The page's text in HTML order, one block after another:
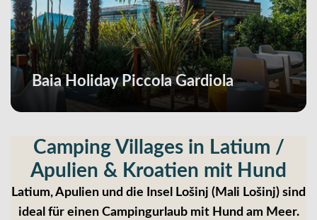
Baia Holiday Piccola Gardiola
Camping Villages in Latium /
Apulien & Kroatien mit Hund
Latium, Apulien und die Insel Lošinj (Mali Lošinj) sind
ideal für einen Campingurlaub mit Hund am Meer.